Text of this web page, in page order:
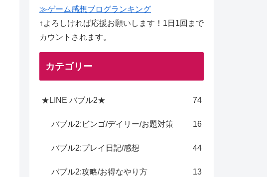
≫ゲーム感想ブログランキング
↑よろしければ応援お願いします！1日1回まで
カウントされます。
カテゴリー
★LINE バブル2★ 74
バブル2:ビンゴ/デイリー/お題対策 16
バブル2:プレイ日記/感想 44
バブル2:攻略/お得なやり方 13